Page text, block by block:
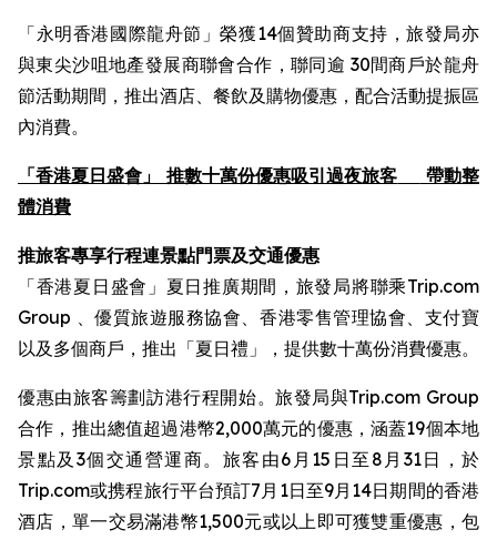
「永明香港國際龍舟節」榮獲14個贊助商支持，旅發局亦
與東尖沙咀地產發展商聯會合作，聯同逾 30間商戶於龍舟
節活動期間，推出酒店、餐飲及購物優惠，配合活動提振區
內消費。
「香港夏日盛會」 推數十萬份優惠吸引過夜旅客
帶動整
體消費
推旅客專享行程連景點門票及交通優惠
「香港夏日盛會」夏日推廣期間，旅發局將聯乘Trip.com
Group 、優質旅遊服務協會、香港零售管理協會、支付寶
以及多個商戶，推出「夏日禮」，提供數十萬份消費優惠。
優惠由旅客籌劃訪港行程開始。旅發局與Trip.com Group
合作，推出總值超過港幣2,000萬元的優惠，涵蓋19個本地
景點及3個交通營運商。旅客由6月15日至8月31日，於
Trip.com或携程旅行平台預訂7月1日至9月14日期間的香港
酒店，單一交易滿港幣1,500元或以上即可獲雙重優惠，包